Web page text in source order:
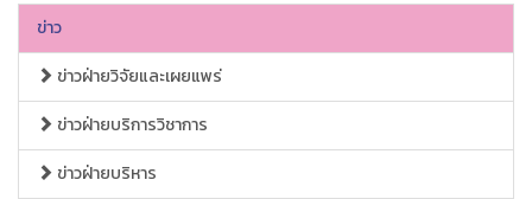
ข่าว
ข่าวฝ่ายวิจัยและเผยแพร่
ข่าวฝ่ายบริการวิชาการ
ข่าวฝ่ายบริหาร